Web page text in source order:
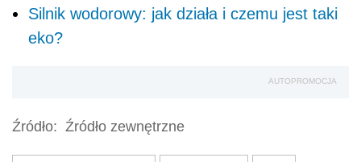
Silnik wodorowy: jak działa i czemu jest taki
eko?
AUTOPROMOCJA
Źródło: Źródło zewnętrzne